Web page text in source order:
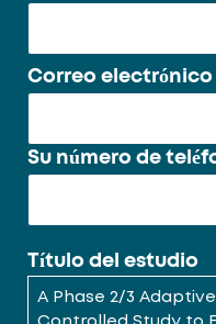
Correo electrónico
Su número de
Título del estudio